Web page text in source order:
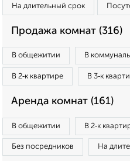
На длительный срок
Продажа комнат (316)
В общежитии В
В 2‑к квартире В 3‑к
Аренда комнат (161)
В общежитии В 2‑к
Без посредников На